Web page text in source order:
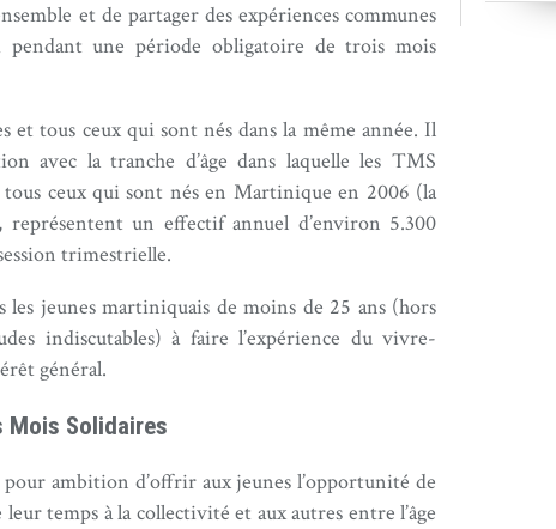
et de partager des expériences communes
pendant une période obligatoire de trois mois
et tous ceux qui sont nés dans la même année. Il
avec la tranche d’âge dans laquelle les TMS
ceux qui sont nés en Martinique en 2006 (la
représentent un effectif annuel d’environ 5.300
trimestrielle.
les jeunes martiniquais de moins de 25 ans (hors
indiscutables) à faire l’expérience du vivre-
général.
Mois Solidaires
ambition d’offrir aux jeunes l’opportunité de
temps à la collectivité et aux autres entre l’âge